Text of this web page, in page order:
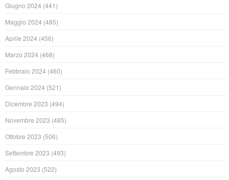
Giugno 2024 (441)
Maggio 2024 (485)
Aprile 2024 (456)
Marzo 2024 (468)
Febbraio 2024 (460)
Gennaio 2024 (521)
Dicembre 2023 (494)
Novembre 2023 (485)
Ottobre 2023 (506)
Settembre 2023 (493)
Agosto 2023 (522)